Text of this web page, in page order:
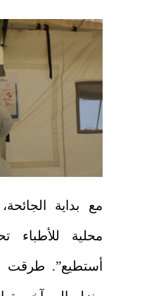
مع بداية
محلية للأطباء
أستطيع”. طرقت